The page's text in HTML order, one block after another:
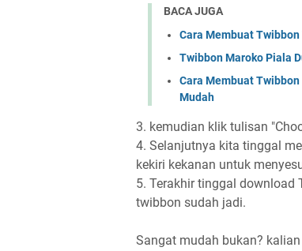
BACA JUGA
Cara Membuat
Twibbon Maroko Piala
Cara Membuat
Mudah
3. kemudian klik tulisan
4. Selanjutnya kita tinggal
kekiri kekanan untuk
5. Terakhir tinggal download
twibbon sudah jadi.
Sangat mudah bukan?